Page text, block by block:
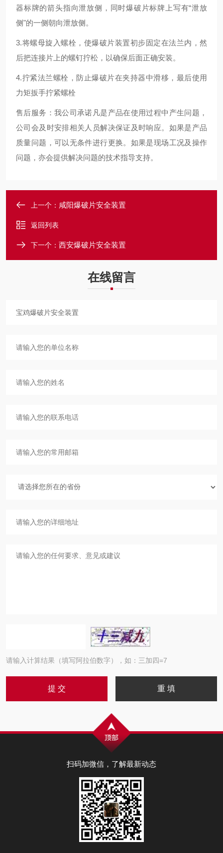
器标牌的箭头指向泄放侧，同时爆破片标牌上写有“泄放
侧"的一侧朝向泄放侧。
3.将螺母旋入螺栓，使爆破片装置初步固定在法兰内，然
后把连接片上的螺钉拧松，以确保后面正确安装。
4.拧紧法兰螺栓，防止爆破片在夹持器中滑移，最后使用
力矩扳手拧紧螺栓
售后服务：我公司承诺凡是产品在使用过程中产生问题，
公司会及时安排相关人员解决保证及时响应。如果是产品
质量问题，可以无条件进行更换。如果是现场工况及操作
问题，亦会提供解决问题的技术指导支持。
上一个： 咸阳爆破片安全装置
返回列表
下一个： 西安爆破片安全装置
在线留言
请输入计算结果（填写阿拉伯数字），如：三加四=7
扫码加微信，了解最新动态